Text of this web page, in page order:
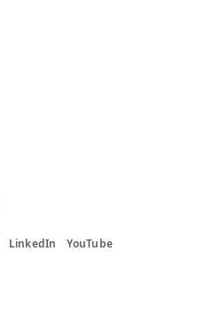
LinkedIn YouTube